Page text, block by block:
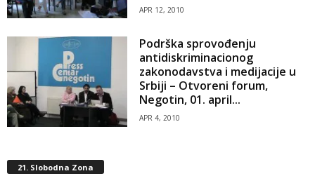
APR 12, 2010
Podrška sprovođenju
antidiskriminacionog
zakonodavstva i medijacije u
Srbiji – Otvoreni forum,
Negotin, 01. april...
APR 4, 2010
21. Slobodna Zona